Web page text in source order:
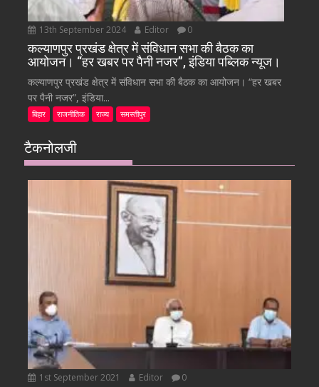
13th September 2024 Editor 0
कल्याणपुर प्रखंड क्षेत्र में संविधान सभा की बैठक का
आयोजन। “हर खबर पर पैनी नजर”, इंडिया पब्लिक न्यूज।
कल्याणपुर प्रखंड क्षेत्र में संविधान सभा की बैठक का आयोजन। “हर खबर
पर पैनी नजर”, इंडिया...
बिहार राजनीतिक राज्य समस्तीपुर
टैकनोलजी
1st September 2021 Editor 0